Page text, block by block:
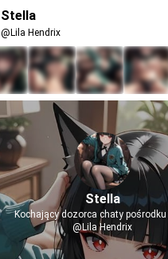
Stella
@Lila Hendrix
Stella
Kochający dozorca chaty
@Lila Hendrix